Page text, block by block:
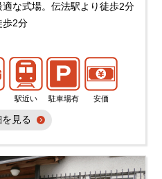
な式場。伝法駅より徒歩2分
歩2分
駅近い 駐車場有 安価
見る